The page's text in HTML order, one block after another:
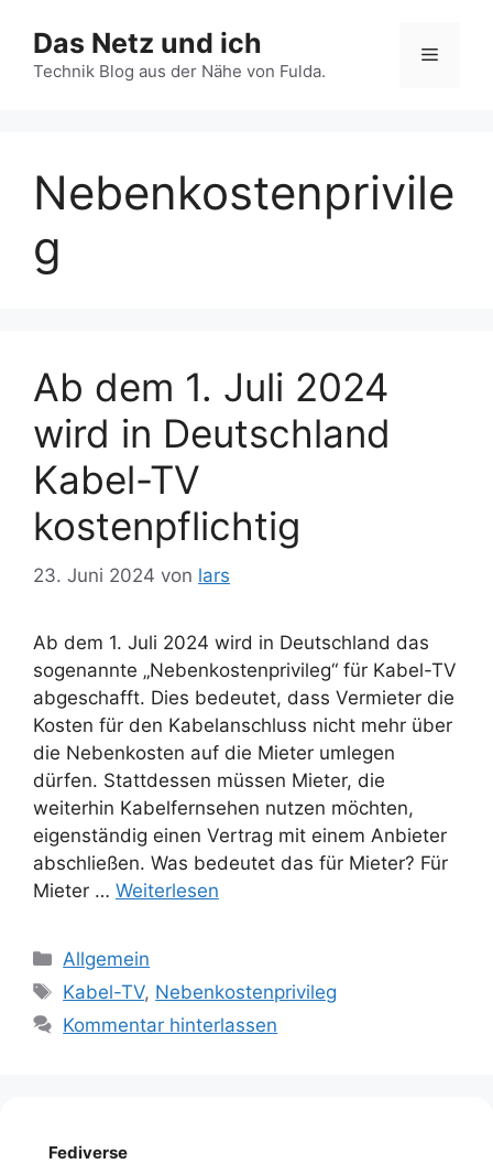
Inhalt
springen
Das Netz und ich
Technik Blog aus der Nähe von Fulda.
Menü
Nebenkostenprivile
g
Ab dem 1. Juli 2024
wird in Deutschland
Kabel-TV
kostenpflichtig
23. Juni 2024 von lars
Ab dem 1. Juli 2024 wird in Deutschland das
sogenannte „Nebenkostenprivileg“ für Kabel-TV
abgeschafft. Dies bedeutet, dass Vermieter die
Kosten für den Kabelanschluss nicht mehr über
die Nebenkosten auf die Mieter umlegen
dürfen. Stattdessen müssen Mieter, die
weiterhin Kabelfernsehen nutzen möchten,
eigenständig einen Vertrag mit einem Anbieter
abschließen. Was bedeutet das für Mieter? Für
Mieter … Weiterlesen
Kategorien
Allgemein
Schlagwörter
Kabel-TV, Nebenkostenprivileg
Kommentar hinterlassen
Fediverse